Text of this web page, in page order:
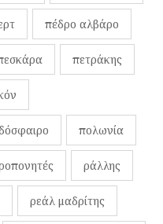
πέδρο αλβάρο
πετράκης
πολωνία
ράλλης
ρεάλ μαδρίτης